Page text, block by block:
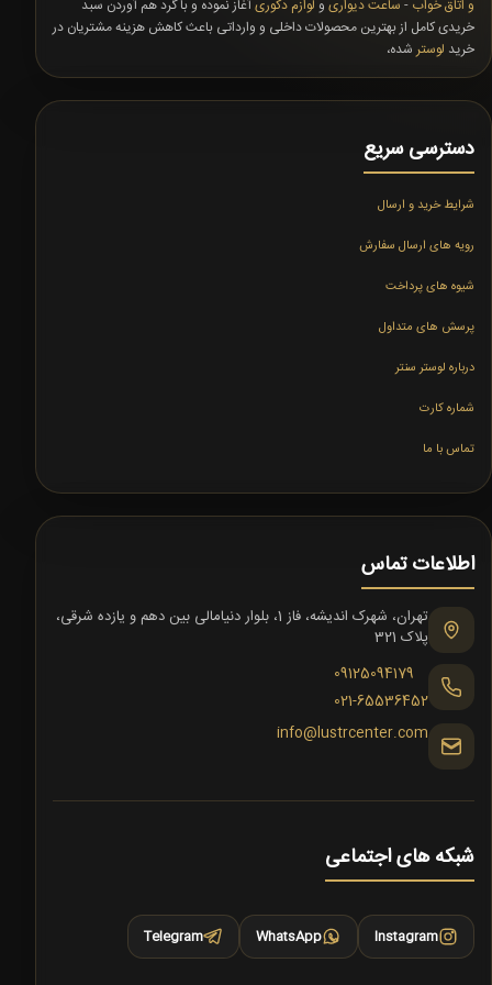
و اتاق خواب - ساعت دیواری و لوازم دکوریآغاز نموده و با گرد هم آوردن سبد
خریدی کامل از بهترین محصولات داخلی و وارداتی باعث کاهش هزینه مشتریان در
خرید لوستر شده،
دسترسی سریع
شرایط خرید و ارسال
رویه های ارسال سفارش
شیوه های پرداخت
پرسش های متداول
درباره لوستر سنتر
شماره کارت
تماس با ما
اطلاعات تماس
تهران، شهرک اندیشه، فاز 1، بلوار دنیامالی بین دهم و یازده شرقی،
پلاک 321
09125094179
021-65536452
info@lustrcenter.com
شبکه های اجتماعی
Instagram
WhatsApp
Telegram